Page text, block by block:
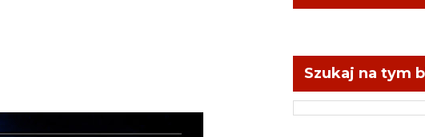
Szukaj na tym